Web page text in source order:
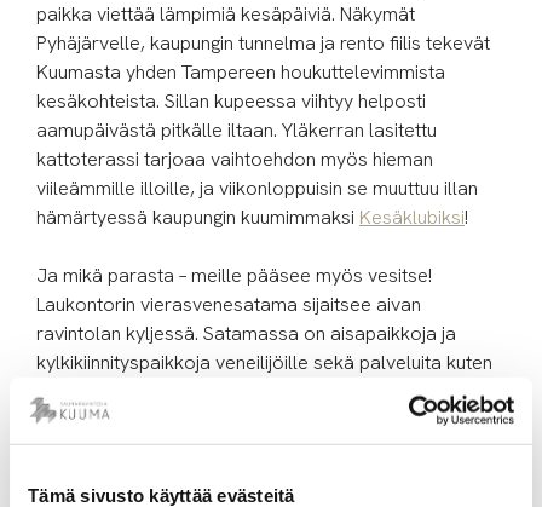
Tämä sivusto käyttää evästeitä
paikka viettää lämpimiä kesäpäiviä. Näkymät
Pyhäjärvelle, kaupungin tunnelma ja rento fiilis tekevät
Kuumasta yhden Tampereen houkuttelevimmista
kesäkohteista. Sillan kupeessa viihtyy helposti
aamupäivästä pitkälle iltaan. Yläkerran lasitettu
kattoterassi tarjoaa vaihtoehdon myös hieman
viileämmille illoille, ja viikonloppuisin se muuttuu illan
hämärtyessä kaupungin kuumimmaksi Kesäklubiksi!
Ja mikä parasta – meille pääsee myös vesitse!
Laukontorin vierasvenesatama sijaitsee aivan
ravintolan kyljessä. Satamassa on aisapaikkoja ja
kylkikiinnityspaikkoja veneilijöille sekä palveluita kuten
sähkö, vesi, polttoaineasema ja jätehuolto. Kuuma
tarjoaa veneilijöille lisäksi ravintola- ja
peseytymispalvelut – voit siis huoletta rantautua ja tulla